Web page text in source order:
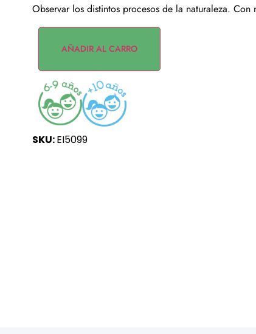
Observar los distintos procesos de la naturaleza. Con
AÑADIR AL CARRO
SKU:EI5099